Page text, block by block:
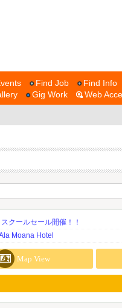
Find Job Find Info
Gig Work Web
クールセール開催！！
Moana Hotel
Map View